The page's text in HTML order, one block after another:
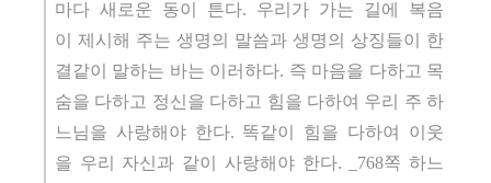
마다 새로운 동이 튼다. 우리가 가는 길에 복음
이 제시해 주는 생명의 말씀과 생명의 상징들이 한
결같이 말하는 바는 이러하다. 즉 마음을 다하고 목
숨을 다하고 정신을 다하고 힘을 다하여 우리 주 하
느님을 사랑해야 한다. 똑같이 힘을 다하여 이웃
을 우리 자신과 같이 사랑해야 한다. _768쪽 하느